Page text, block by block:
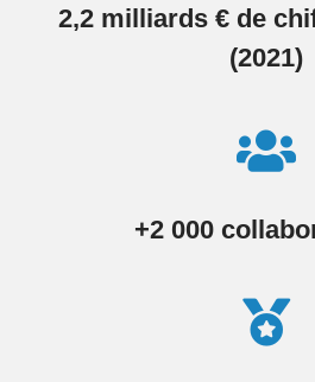
2,2 milliards € de
(2021)

+2 000
